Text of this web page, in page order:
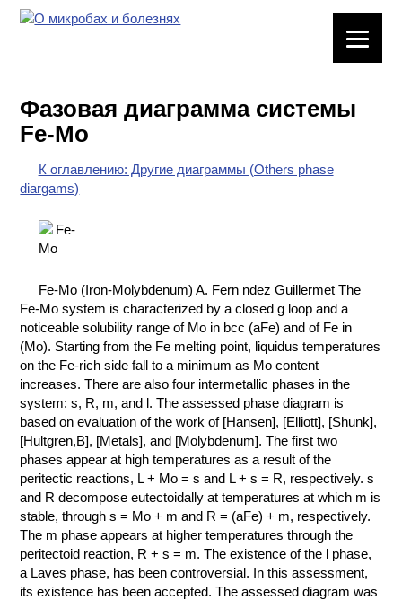
ХИМИЧЕСКАЯ
ПОСУДА
ВРЕДНЫЕ
ФАКТОРЫ
ХИМИЯ НА
ПРОИЗВОДСТВЕ
И ХИМИЧЕСКАЯ
ТЕХНОЛОГИЯ
КОНТАКТЫ
Фазовая диаграмма системы
Fe-Mo
К оглавлению: Другие диаграммы (Others phase
diargams)
Fe-Mo (Iron-Molybdenum) A. Fern ndez Guillermet The
Fe-Mo system is characterized by a closed g loop and a
noticeable solubility range of Mo in bcc (aFe) and of Fe in
(Mo). Starting from the Fe melting point, liquidus temperatures
on the Fe-rich side fall to a minimum as Mo content
increases. There are also four intermetallic phases in the
system: s, R, m, and l. The assessed phase diagram is
based on evaluation of the work of [Hansen], [Elliott], [Shunk],
[Hultgren,B], [Metals], and [Molybdenum]. The first two
phases appear at high temperatures as a result of the
peritectic reactions, L + Mo = s and L + s = R, respectively. s
and R decompose eutectoidally at temperatures at which m is
stable, through s = Mo + m and R = (aFe) + m, respectively.
The m phase appears at higher temperatures through the
peritectoid reaction, R + s = m. The existence of the l phase,
a Laves phase, has been controversial. In this assessment,
its existence has been accepted. The assessed diagram was